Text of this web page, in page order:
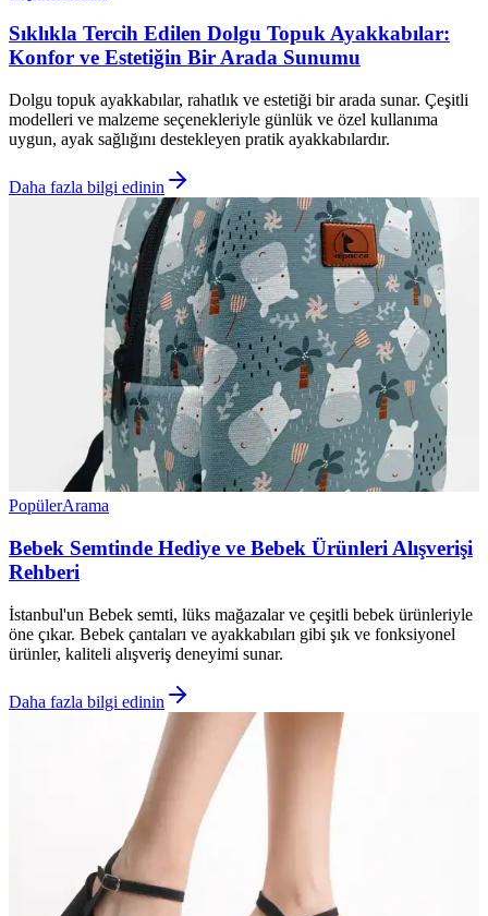
Sıklıkla Tercih Edilen Dolgu Topuk Ayakkabılar:
Konfor ve Estetiğin Bir Arada Sunumu
Dolgu topuk ayakkabılar, rahatlık ve estetiği bir arada sunar. Çeşitli
modelleri ve malzeme seçenekleriyle günlük ve özel kullanıma
uygun, ayak sağlığını destekleyen pratik ayakkabılardır.
Daha fazla bilgi edinin
PopülerArama
Bebek Semtinde Hediye ve Bebek Ürünleri Alışverişi
Rehberi
İstanbul'un Bebek semti, lüks mağazalar ve çeşitli bebek ürünleriyle
öne çıkar. Bebek çantaları ve ayakkabıları gibi şık ve fonksiyonel
ürünler, kaliteli alışveriş deneyimi sunar.
Daha fazla bilgi edinin